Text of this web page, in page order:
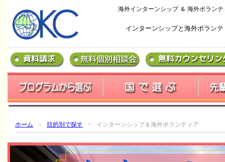
海外インターンシップ ＆ 海外ボラン
インターンシップと海外ボラン
ホーム > 目的別で探す > インターンシップ＆海外ボランティア